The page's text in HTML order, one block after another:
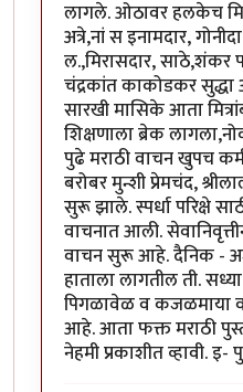
लागले. ओठावर हलकेच
अत्रे,नां स इनामदार,
ल.,मिरासदार, साठे,शंकर
चंद्रकांत काकोडकर
सारखी मासिके आता
शिक्षणाला ब्रेक
पुढे मराठी वाचन खुपच
बरोबर मुन्शी प्रेमचंद,
सुरू झाले. स्पर्धा परिक्षे
वाचनात आली.
वाचन सुरू आहे. दैनिक -
हाताला लागतील ती.
पिगळावेळ व कजळमाया
आहे. आता फक्त मराठी
नेहमी प्रकाशीत व्हावी.